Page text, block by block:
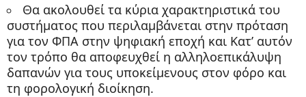
Θα ακολουθεί τα κύρια χαρακτηριστικά του
συστήματος που περιλαμβάνεται στην πρόταση
για τον ΦΠΑ στην ψηφιακή εποχή και Κατ’ αυτόν
τον τρόπο θα αποφευχθεί η αλληλοεπικάλυψη
δαπανών για τους υποκείμενους στον φόρο και
τη φορολογική διοίκηση.